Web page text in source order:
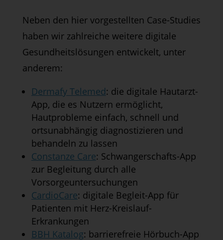
Neben den hier vorgestellten Case-Studies
haben wir zahlreiche weitere digitale
Gesundheitslösungen entwickelt, unter
anderem:
Dermafy Telemed: die digitale Hautarzt-
App, die es Nutzern ermöglicht,
Hautprobleme einfach, schnell und
ortsunabhängig diagnostizieren und
behandeln zu lassen
Constanze Care: Schwangerschafts-App
zur Begleitung durch alle
Vorsorgeuntersuchungen
CardioCare: digitale Begleit-App für
Patienten mit Herz-Kreislauf-
Erkrankungen
BBH Katalog: barrierefreie Hörbuch-App